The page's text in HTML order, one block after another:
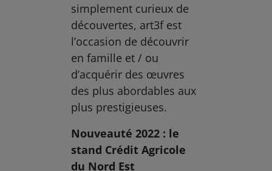
simplement curieux de
découvertes, art3f est
l’occasion de découvrir
en famille et / ou
d’acquérir des œuvres
des plus abordables aux
plus prestigieuses.
Nouveauté 2022 : le
stand Crédit Agricole
du Nord Est